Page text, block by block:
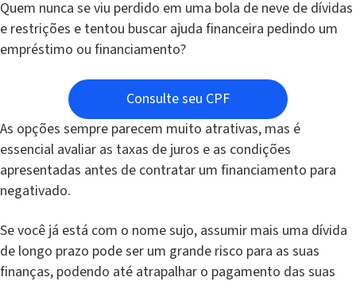
Quem nunca se viu perdido em uma bola de neve de dívidas
e restrições e tentou buscar ajuda financeira pedindo um
empréstimo ou financiamento?
Consulte seu CPF
As opções sempre parecem muito atrativas, mas é
essencial avaliar as taxas de juros e as condições
apresentadas antes de contratar um financiamento para
negativado.
Se você já está com o nome sujo, assumir mais uma dívida
de longo prazo pode ser um grande risco para as suas
finanças, podendo até atrapalhar o pagamento das suas